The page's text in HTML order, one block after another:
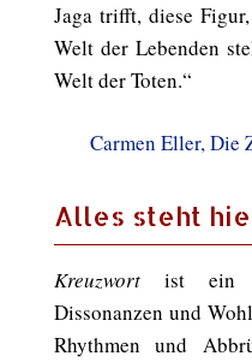
Jaga trifft, diese
Welt der Lebenden
Welt der Toten.“
Carmen Eller, Die
Alles steht
Kreuzwortist ein
Dissonanzen und
Rhythmen und